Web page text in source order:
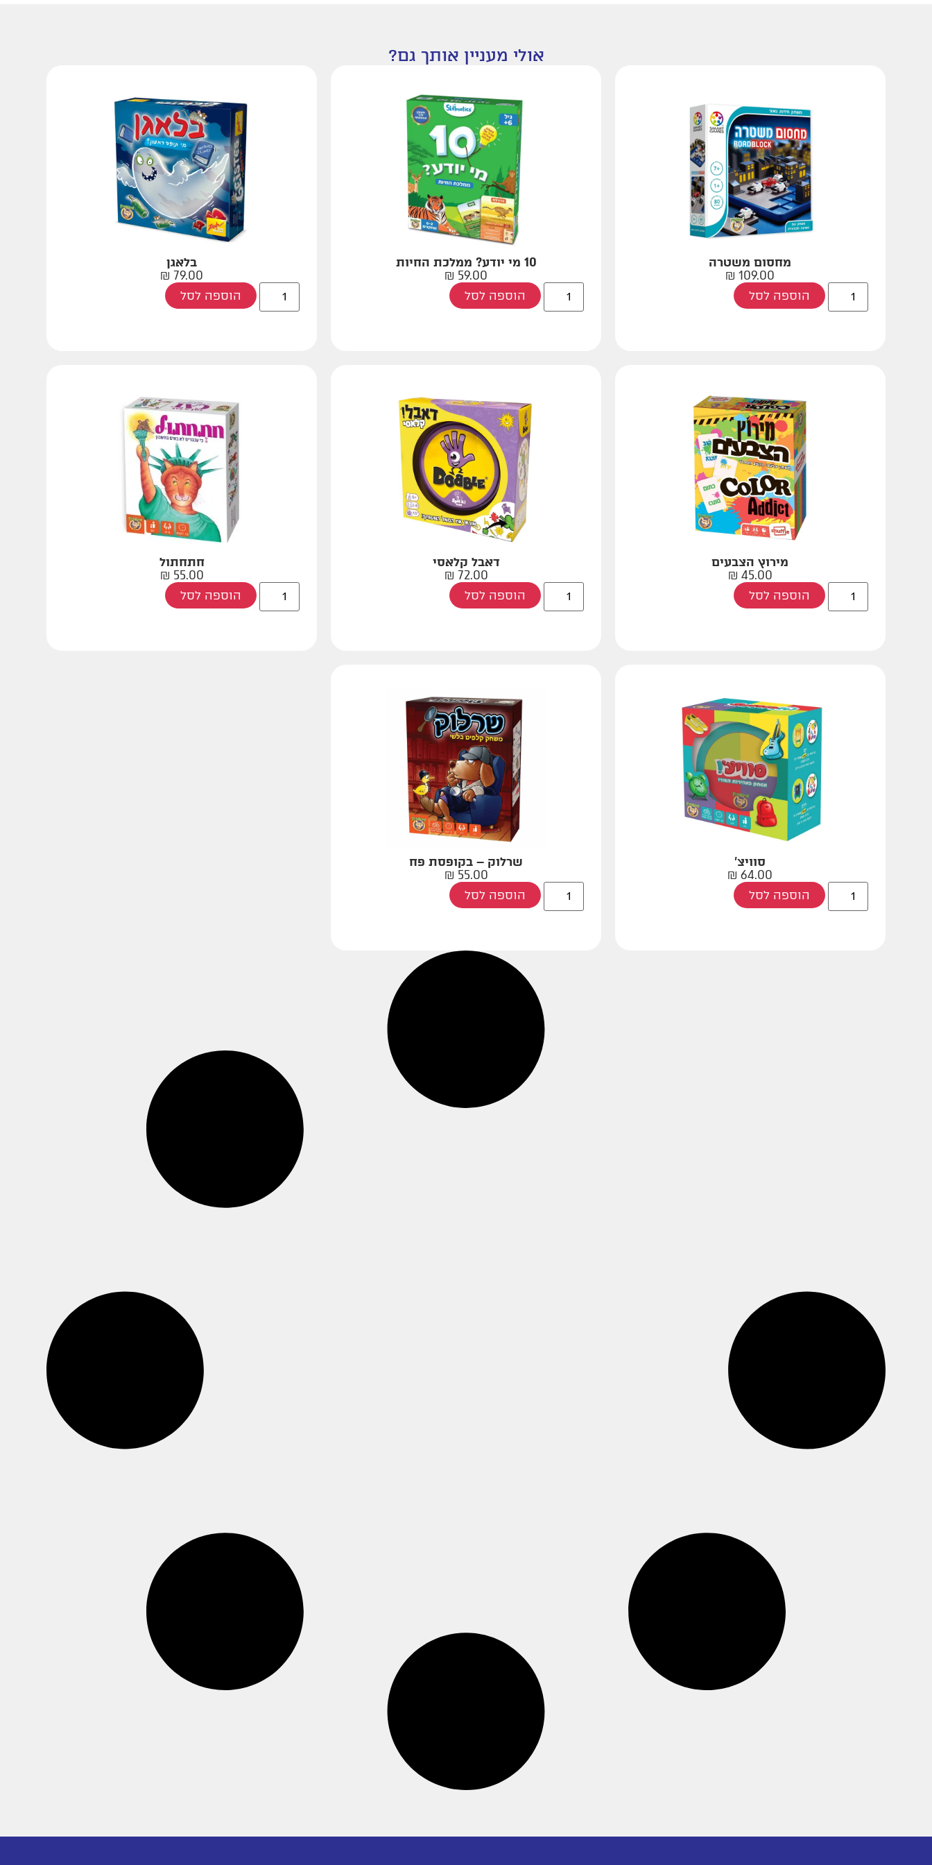
אולי מעניין אותך גם?
מחסום משטרה
109.00
₪
הוספה לסל
10 מי יודע? ממלכת החיות
59.00
₪
הוספה לסל
בלאגן
79.00
₪
הוספה לסל
מירוץ הצבעים
45.00
₪
הוספה לסל
דאבל קלאסי
72.00
₪
הוספה לסל
חתחתול
55.00
₪
הוספה לסל
סוויצ'
64.00
₪
הוספה לסל
שרלוק – בקופסת פח
55.00
₪
הוספה לסל